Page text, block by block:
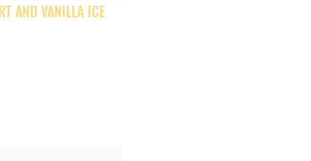
AND VANILLA ICE